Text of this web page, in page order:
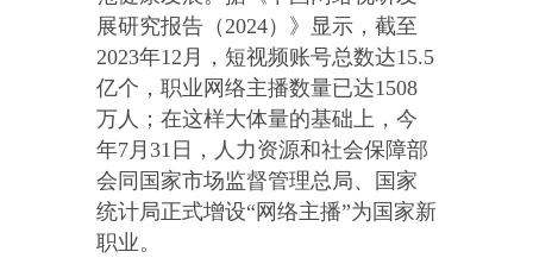
展研究报告（2024）》显示，截至
2023年12月，短视频账号总数达15.5
亿个，职业网络主播数量已达1508
万人；在这样大体量的基础上，今
年7月31日，人力资源和社会保障部
会同国家市场监督管理总局、国家
统计局正式增设“网络主播”为国家新
职业。